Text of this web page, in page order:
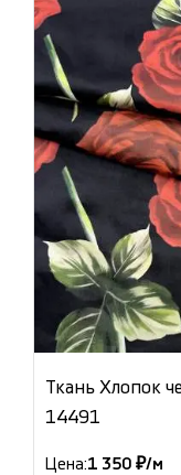
Ткань Хлопок
14491
Цена:1 350 ₽/м